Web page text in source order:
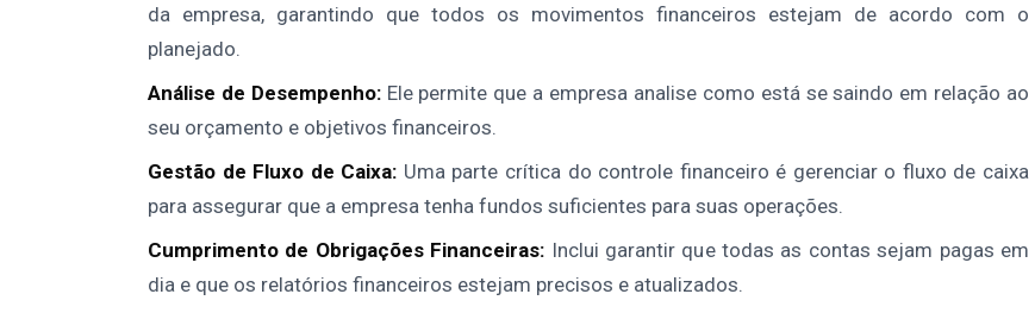
da empresa, garantindo que todos os movimentos financeiros estejam de acordo com o
planejado.
Análise de Desempenho:Ele permite que a empresa analise como está se saindo em relação ao
seu orçamento e objetivos financeiros.
Gestão de Fluxo de Caixa: Uma parte crítica do controle financeiro é gerenciar o fluxo de caixa
para assegurar que a empresa tenha fundos suficientes para suas operações.
Cumprimento de Obrigações Financeiras: Inclui garantir que todas as contas sejam pagas em
dia e que os relatórios financeiros estejam precisos e atualizados.